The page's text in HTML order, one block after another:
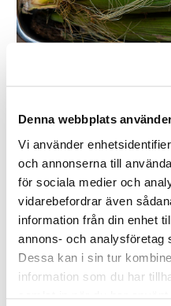
Denna webbplats
Vi använder
och annonserna till
för sociala medier och
vidarebefordrar även
information från din enhet
annons- och analysföretag
Dessa kan i sin tur
information som du har
Majs – sensommarens
Få råvaror fångar
gyllengula kolvarna når sin
på ett leende. Söt, saftig och
älskade grönsakerna, både i det
LÄS MER